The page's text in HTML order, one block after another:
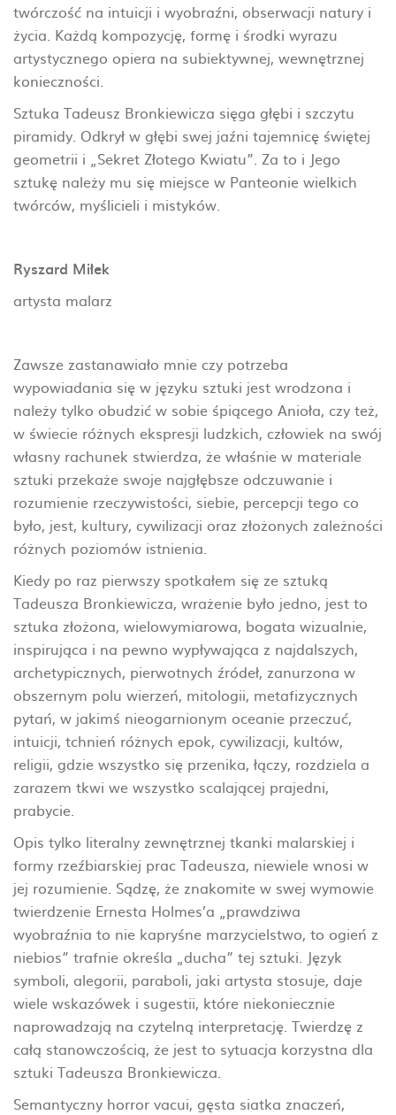
twórczość na intuicji i wyobraźni, obserwacji natury i
życia. Każdą kompozycję, formę i środki wyrazu
artystycznego opiera na subiektywnej, wewnętrznej
konieczności.
Sztuka Tadeusz Bronkiewicza sięga głębi i szczytu
piramidy. Odkrył w głębi swej jaźni tajemnicę świętej
geometrii i „Sekret Złotego Kwiatu”. Za to i Jego
sztukę należy mu się miejsce w Panteonie wielkich
twórców, myślicieli i mistyków.
Ryszard Miłek
artysta malarz
Zawsze zastanawiało mnie czy potrzeba
wypowiadania się w języku sztuki jest wrodzona i
należy tylko obudzić w sobie śpiącego Anioła, czy też,
w świecie różnych ekspresji ludzkich, człowiek na swój
własny rachunek stwierdza, że właśnie w materiale
sztuki przekaże swoje najgłębsze odczuwanie i
rozumienie rzeczywistości, siebie, percepcji tego co
było, jest, kultury, cywilizacji oraz złożonych zależności
różnych poziomów istnienia.
Kiedy po raz pierwszy spotkałem się ze sztuką
Tadeusza Bronkiewicza, wrażenie było jedno, jest to
sztuka złożona, wielowymiarowa, bogata wizualnie,
inspirująca i na pewno wypływająca z najdalszych,
archetypicznych, pierwotnych źródeł, zanurzona w
obszernym polu wierzeń, mitologii, metafizycznych
pytań, w jakimś nieogarnionym oceanie przeczuć,
intuicji, tchnień różnych epok, cywilizacji, kultów,
religii, gdzie wszystko się przenika, łączy, rozdziela a
zarazem tkwi we wszystko scalającej prajedni,
prabycie.
Opis tylko literalny zewnętrznej tkanki malarskiej i
formy rzeźbiarskiej prac Tadeusza, niewiele wnosi w
jej rozumienie. Sądzę, że znakomite w swej wymowie
twierdzenie Ernesta Holmes’a „prawdziwa
wyobraźnia to nie kapryśne marzycielstwo, to ogień z
niebios” trafnie określa „ducha” tej sztuki. Język
symboli, alegorii, paraboli, jaki artysta stosuje, daje
wiele wskazówek i sugestii, które niekoniecznie
naprowadzają na czytelną interpretację. Twierdzę z
całą stanowczością, że jest to sytuacja korzystna dla
sztuki Tadeusza Bronkiewicza.
Semantyczny horror vacui, gęsta siatka znaczeń,